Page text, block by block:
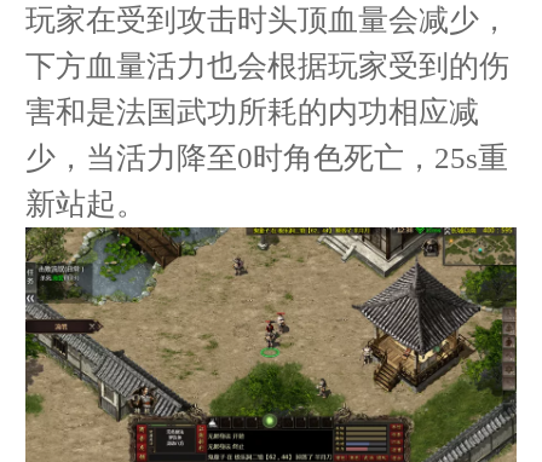
玩家在受到攻击时头顶血量会减少，
下方血量活力也会根据玩家受到的伤
害和是法国武功所耗的内功相应减
少，当活力降至0时角色死亡，25s重
新站起。